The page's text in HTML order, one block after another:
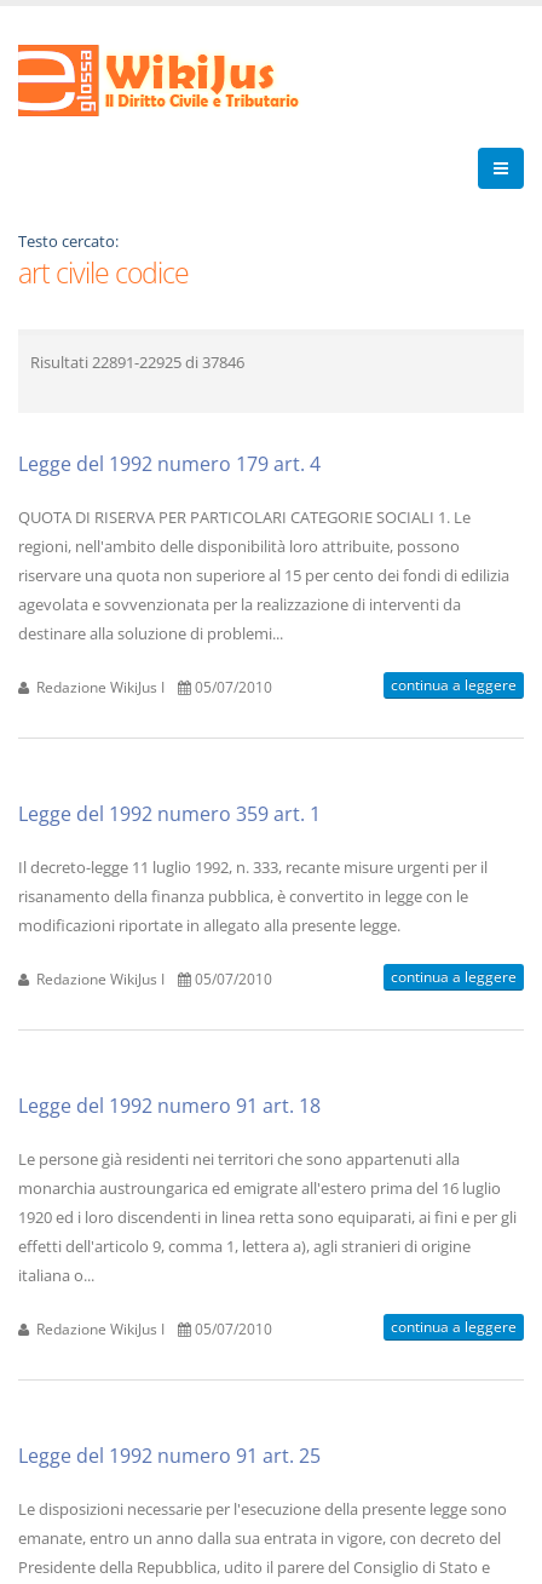
Testo cercato:
art civile codice
Risultati 22891-22925di 37846
Legge del 1992 numero 179 art. 4
QUOTA DI RISERVA PER PARTICOLARI CATEGORIE SOCIALI 1. Le
regioni, nell'ambito delle disponibilità loro attribuite, possono
riservare una quota non superiore al 15 per cento dei fondi di edilizia
agevolata e sovvenzionata per la realizzazione di interventi da
destinare alla soluzione di problemi...
Redazione WikiJus I 05/07/2010 continua a leggere
Legge del 1992 numero 359 art. 1
Il decreto-legge 11 luglio 1992, n. 333, recante misure urgenti per il
risanamento della finanza pubblica, è convertito in legge con le
modificazioni riportate in allegato alla presente legge.
Redazione WikiJus I 05/07/2010 continua a leggere
Legge del 1992 numero 91 art. 18
Le persone già residenti nei territori che sono appartenuti alla
monarchia austroungarica ed emigrate all'estero prima del 16 luglio
1920 ed i loro discendenti in linea retta sono equiparati, ai fini e per gli
effetti dell'articolo 9, comma 1, lettera a), agli stranieri di origine
italiana o...
Redazione WikiJus I 05/07/2010 continua a leggere
Legge del 1992 numero 91 art. 25
Le disposizioni necessarie per l'esecuzione della presente legge sono
emanate, entro un anno dalla sua entrata in vigore, con decreto del
Presidente della Repubblica, udito il parere del Consiglio di Stato e